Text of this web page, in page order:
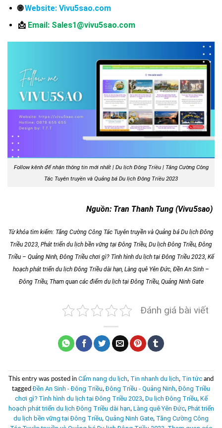
🌐Website: Vivu5sao.com
📩 Email: Sales1@vivu5sao.com
Follow kênh để nhận thông tin mới nhất | Du lịch Đông Triều | Tăng Cường Công
Tác Tuyên truyền và Quảng bá Du lịch Đông Triều 2023
Nguồn: Tran Thanh Tung (Vivu5sao)
Từ khóa tìm kiếm: Tăng Cường Công Tác Tuyên truyền và Quảng bá Du lịch Đông
Triều 2023, Phát triển du lịch bền vững tại Đông Triều, Du lịch Đông Triều, Đông
Triều – Quảng Ninh, Đông Triều chơi gì? Tình hình du lịch tại Đông Triều 2023, Kế
hoạch phát triển du lịch Đông Triều dài hạn, Làng quê Yên Đức, Đền An Sinh –
Đông Triều, Tham quan các điểm du lịch tại Đông Triều, Quảng Ninh Gate
Đánh giá bài viết
This entry was posted in Cẩm nang du lịch, Tin nhanh du lịch, Tin tức and
taggedĐền An Sinh - Đông Triều,Đông Triều - Quảng Ninh,Đông Triều
chơi gì? Tình hình du lịch tại Đông Triều 2023, Du lịch Đông Triều, Kế
hoạch phát triển du lịch Đông Triều dài hạn, Làng quê Yên Đức, Phát triển
du lịch bền vững tại Đông Triều, Quảng Ninh Gate, Tăng Cường Công